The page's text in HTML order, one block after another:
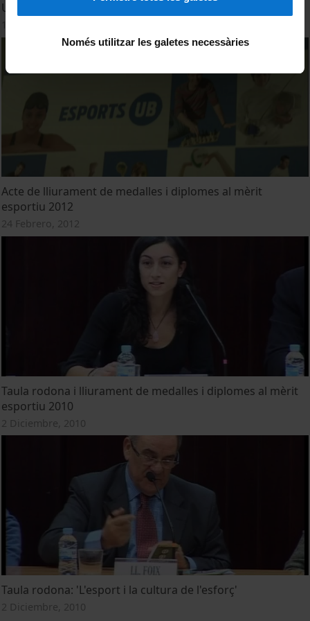
Només utilitzar les galetes necessàries
Universitat de Barcelona. Curs 2020-21
Acte de lliurament de medalles i diplomes al mèrit
esportiu 2012
24 Febrero, 2012
Taula rodona i lliurament de medalles i diplomes al mèrit
esportiu 2010
2 Diciembre, 2010
Taula rodona: 'L'esport i la cultura de l'esforç'
2 Diciembre, 2010